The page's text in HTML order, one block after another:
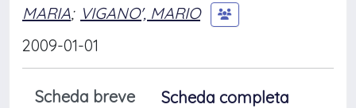
MARIA; VIGANO', MARIO
2009-01-01
Scheda breve
Scheda completa